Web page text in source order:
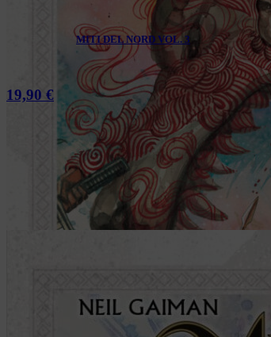
MITI DEL NORD VOL. 3
19,90 €